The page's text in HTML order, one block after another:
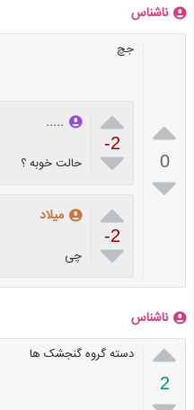
ناشناس

0

جچ

-2

.....
حالت خوبه ؟

-2

میلاد
چی
ناشناس

2
دسته گروه گنجشک ها